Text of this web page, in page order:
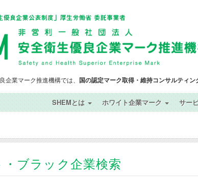
業マーク推進機構では、 国の認定マーク取得・維持コンサルティン
SHEMとは ホワイト企業マーク サー
ブラック企業検索